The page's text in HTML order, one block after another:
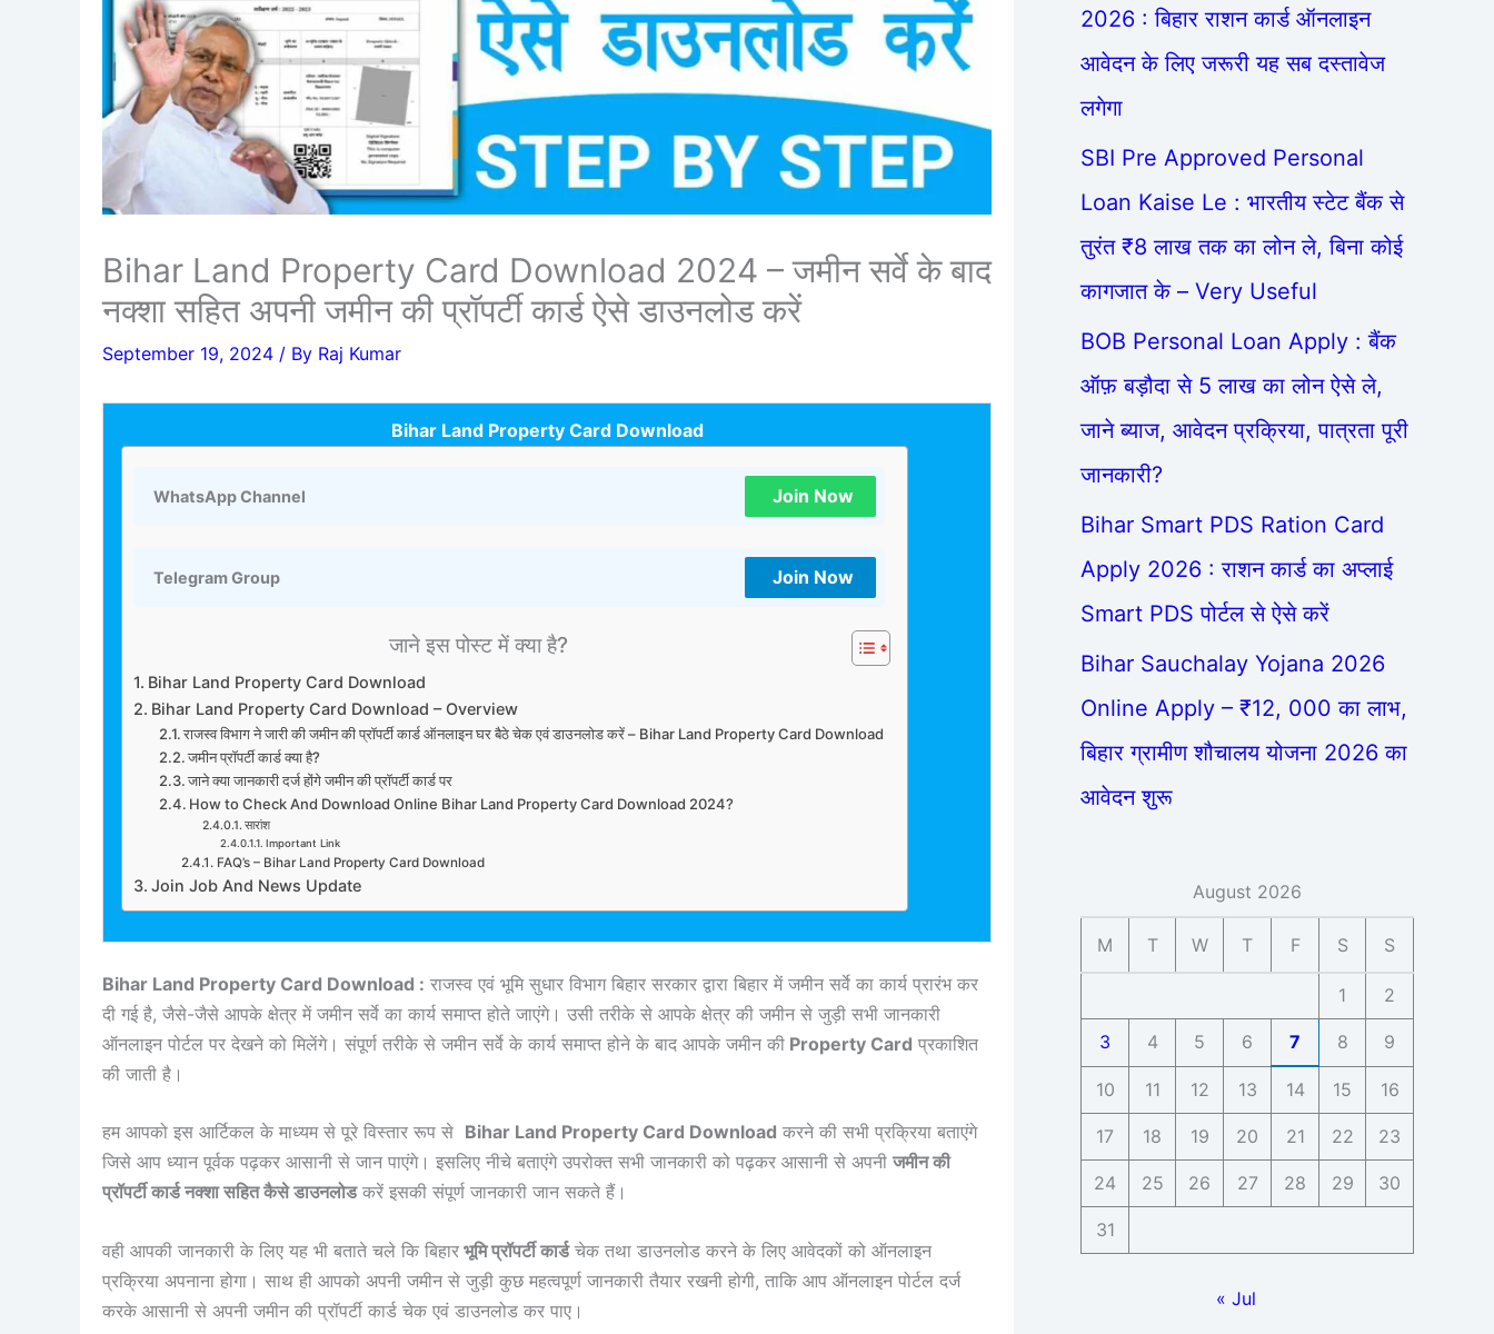
Bihar Land Property Card Download 2024 – जमीन सर्वे के बाद
नक्शा सहित अपनी जमीन की प्रॉपर्टी कार्ड ऐसे डाउनलोड करें
September 19, 2024 / By Raj Kumar
Bihar Land Property Card Download
WhatsApp Channel Join Now
Telegram Group Join Now
जाने इस पोस्ट में क्या है?
Bihar Land Property Card Download
Bihar Land Property Card Download – Overview
राजस्व विभाग ने जारी की जमीन की प्रॉपर्टी कार्ड ऑनलाइन घर बैठे चेक एवं डाउनलोड करें – Bihar Land Property Card Download
जमीन प्रॉपर्टी कार्ड क्या है?
जाने क्या जानकारी दर्ज होंगे जमीन की प्रॉपर्टी कार्ड पर
How to Check And Download Online Bihar Land Property Card Download 2024?
सारांश
Important Link
FAQ’s – Bihar Land Property Card Download
Join Job And News Update
Bihar Land Property Card Download : राजस्व एवं भूमि सुधार विभाग बिहार सरकार द्वारा बिहार में जमीन सर्वे का कार्य प्रारंभ कर
दी गई है, जैसे-जैसे आपके क्षेत्र में जमीन सर्वे का कार्य समाप्त होते जाएंगे। उसी तरीके से आपके क्षेत्र की जमीन से जुड़ी सभी जानकारी
ऑनलाइन पोर्टल पर देखने को मिलेंगे। संपूर्ण तरीके से जमीन सर्वे के कार्य समाप्त होने के बाद आपके जमीन की Property Card प्रकाशित
की जाती है।
हम आपको इस आर्टिकल के माध्यम से पूरे विस्तार रूप से Bihar Land Property Card Download करने की सभी प्रक्रिया बताएंगे
जिसे आप ध्यान पूर्वक पढ़कर आसानी से जान पाएंगे। इसलिए नीचे बताएंगे उपरोक्त सभी जानकारी को पढ़कर आसानी से अपनी जमीन की
प्रॉपर्टी कार्ड नक्शा सहित कैसे डाउनलोडकरें इसकी संपूर्ण जानकारी जान सकते हैं।
वही आपकी जानकारी के लिए यह भी बताते चले कि बिहार भूमि प्रॉपर्टी कार्डचेक तथा डाउनलोड करने के लिए आवेदकों को ऑनलाइन
प्रक्रिया अपनाना होगा। साथ ही आपको अपनी जमीन से जुड़ी कुछ महत्वपूर्ण जानकारी तैयार रखनी होगी, ताकि आप ऑनलाइन पोर्टल दर्ज
करके आसानी से अपनी जमीन की प्रॉपर्टी कार्ड चेक एवं डाउनलोड कर पाए।
2026 : बिहार राशन कार्ड ऑनलाइन
आवेदन के लिए जरूरी यह सब दस्तावेज
लगेगा
SBI Pre Approved Personal
Loan Kaise Le : भारतीय स्टेट बैंक से
तुरंत ₹8 लाख तक का लोन ले, बिना कोई
कागजात के – Very Useful
BOB Personal Loan Apply : बैंक
ऑफ़ बड़ौदा से 5 लाख का लोन ऐसे ले,
जाने ब्याज, आवेदन प्रक्रिया, पात्रता पूरी
जानकारी?
Bihar Smart PDS Ration Card
Apply 2026 : राशन कार्ड का अप्लाई
Smart PDS पोर्टल से ऐसे करें
Bihar Sauchalay Yojana 2026
Online Apply – ₹12, 000 का लाभ,
बिहार ग्रामीण शौचालय योजना 2026 का
आवेदन शुरू
August 2026
M T W T F S S
1 2
3 4 5 6 7 8 9
10 11 12 13 14 15 16
17 18 19 20 21 22 23
24 25 26 27 28 29 30
31
« Jul